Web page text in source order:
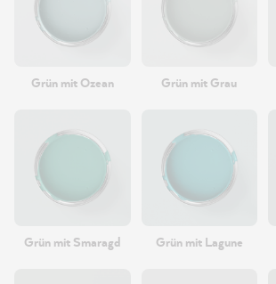
Grün mit Ozean Grün mit Grau
Grün mit Smaragd Grün mit Lagune